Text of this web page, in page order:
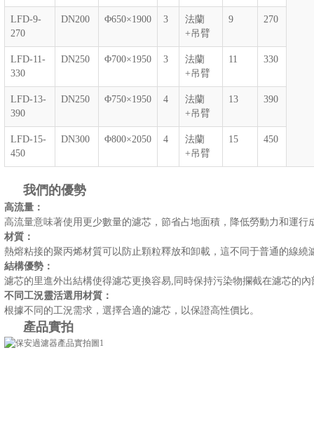
LFD-9-
270
DN200 Φ650×1900 3
法蘭
+吊臂
9 270
LFD-11-
330
DN250 Φ700×1950 3
法蘭
+吊臂
11 330
LFD-13-
390
DN250 Φ750×1950 4
法蘭
+吊臂
13 390
LFD-15-
450
DN300 Φ800×2050 4
法蘭
+吊臂
15 450
我們的優勢
高流量：
高流量意味著使用更少數量的濾芯，節省占地面積，降低勞動力和運行成
材質：
熱熔粘接的聚丙烯材質可以防止顆粒釋放和卸載，這不同于普通的線繞濾
結構優勢：
濾芯的里進外出結構使得濾芯更換容易,同時保持污染物攔截在濾芯的內部
不同工況靈活選用材質：
根據不同的工況需求，選擇合適的濾芯，以保證高性價比。
產品實拍